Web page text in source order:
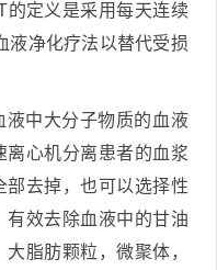
的定义是采用每天连续
液净化疗法以替代受损
液中大分子物质的血液
离心机分离患者的血浆
去掉，也可以选择性
效去除血液中的甘油
脂肪颗粒，微聚体，